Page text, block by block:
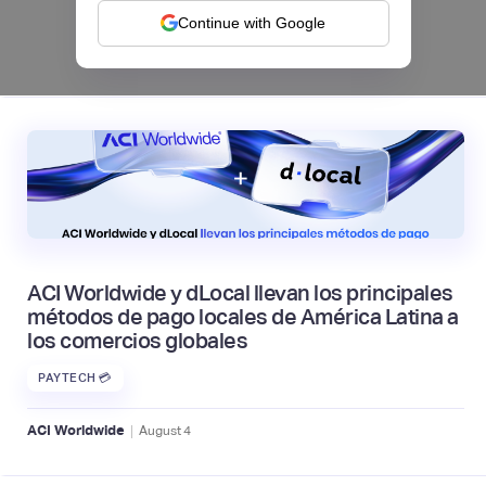
Continue with Google
August6
ACI Worldwide y dLocal llevan los principales
métodos de pago locales de América Latina a
los comercios globales
PAYTECH 💳
ACI Worldwide | August4